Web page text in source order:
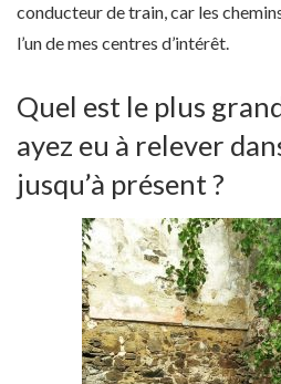
conducteur de train, car les
l’un de mes centres d’intérêt.
Quel est le plus
ayez eu à relever
jusqu’à présent ?